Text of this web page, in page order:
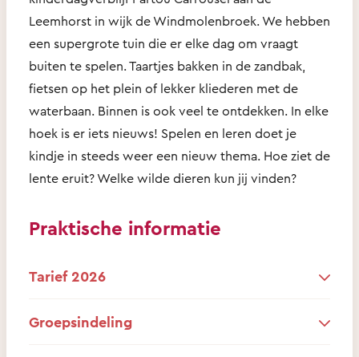
Leemhorst in wijk de Windmolenbroek. We hebben
een supergrote tuin die er elke dag om vraagt
buiten te spelen. Taartjes bakken in de zandbak,
fietsen op het plein of lekker kliederen met de
waterbaan. Binnen is ook veel te ontdekken. In elke
hoek is er iets nieuws! Spelen en leren doet je
kindje in steeds weer een nieuw thema. Hoe ziet de
lente eruit? Welke wilde dieren kun jij vinden?
Praktische informatie
Tarief 2026
Groepsindeling